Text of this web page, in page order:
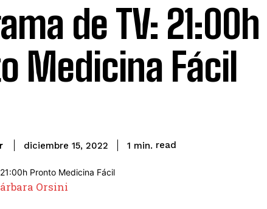
de TV: 21:00h
Medicina Fácil
diciembre 15, 2022 1 min. read
Orsini